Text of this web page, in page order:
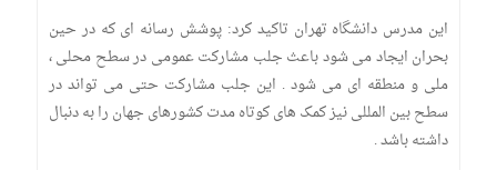
این مدرس دانشگاه تهران تاکید کرد: پوشش رسانه ای که در حین
بحران ایجاد می شود باعث جلب مشارکت عمومی در سطح محلی ،
ملی و منطقه ای می شود . این جلب مشارکت حتی می تواند در
سطح بین المللی نیز کمک های کوتاه مدت کشورهای جهان را به دنبال
داشته باشد .